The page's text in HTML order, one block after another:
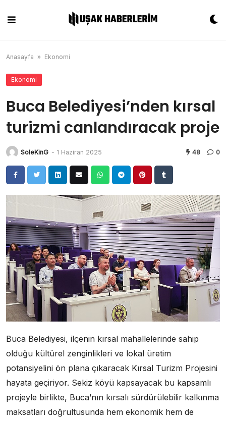
content
Anasayfa » Ekonomi
Ekonomi
Buca Belediyesi’nden kırsal
turizmi canlandıracak proje
SoleKinG - 1 Haziran 2025 48 0
Buca Belediyesi, ilçenin kırsal mahallelerinde sahip
olduğu kültürel zenginlikleri ve lokal üretim
potansiyelini ön plana çıkaracak Kırsal Turizm Projesini
hayata geçiriyor. Sekiz köyü kapsayacak bu kapsamlı
projeyle birlikte, Buca’nın kırsalı sürdürülebilir kalkınma
maksatları doğrultusunda hem ekonomik hem de